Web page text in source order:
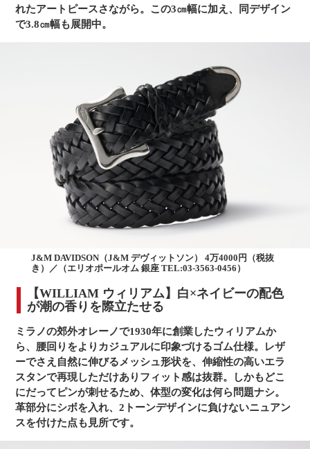
れたアートピースさながら。この3㎝幅に加え、同デザイン
で3.8㎝幅も展開中。
J&M DAVIDSON（J&M デヴィットソン） 4万4000円（税抜
き）／（エリオポールオム 銀座 TEL:03-3563-0456）
【WILLIAM ウィリアム】白×ネイビーの配色
が潮の香りを際立たせる
ミラノの郊外オレーノで1930年に創業したウィリアムか
ら、腰回りをよりカジュアルに印象づけるゴム仕様。レザ
ーでさえ自然に伸びるメッシュ形状を、伸縮性の高いエラ
スタンで再現しただけありフィット感は抜群。しかもどこ
にだってピンが刺せるため、体型の変化は何ら問題ナシ。
革部分にシボを入れ、2トーンデザインに負けないニュアン
スを付けた点も見所です。